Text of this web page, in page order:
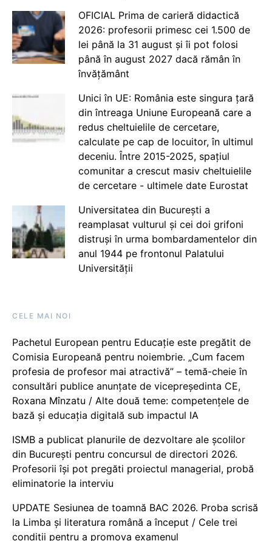
OFICIAL Prima de carieră didactică
2026: profesorii primesc cei 1.500 de
lei până la 31 august și îi pot folosi
până în august 2027 dacă rămân în
învățământ
Unici în UE: România este singura țară
din întreaga Uniune Europeană care a
redus cheltuielile de cercetare,
calculate pe cap de locuitor, în ultimul
deceniu. Între 2015-2025, spațiul
comunitar a crescut masiv cheltuielile
de cercetare - ultimele date Eurostat
Universitatea din București a
reamplasat vulturul și cei doi grifoni
distruși în urma bombardamentelor din
anul 1944 pe frontonul Palatului
Universității
CELE MAI NOI
Pachetul European pentru Educație este pregătit de
Comisia Europeană pentru noiembrie. „Cum facem
profesia de profesor mai atractivă” – temă-cheie în
consultări publice anunțate de vicepreședinta CE,
Roxana Mînzatu / Alte două teme: competențele de
bază și educația digitală sub impactul IA
ISMB a publicat planurile de dezvoltare ale școlilor
din București pentru concursul de directori 2026.
Profesorii își pot pregăti proiectul managerial, probă
eliminatorie la interviu
UPDATE Sesiunea de toamnă BAC 2026. Proba scrisă
la Limba și literatura română a început / Cele trei
condiții pentru a promova examenul